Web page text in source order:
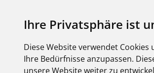
Ihre Privatsphäre ist
Diese Website verwendet
Ihre Bedürfnisse anzupassen.
unsere Website weiter zu